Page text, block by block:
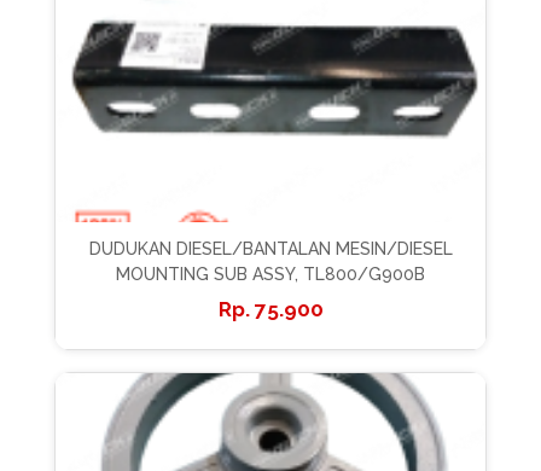
DUDUKAN DIESEL/BANTALAN MESIN/DIESEL
MOUNTING SUB ASSY, TL800/G900B
75.900